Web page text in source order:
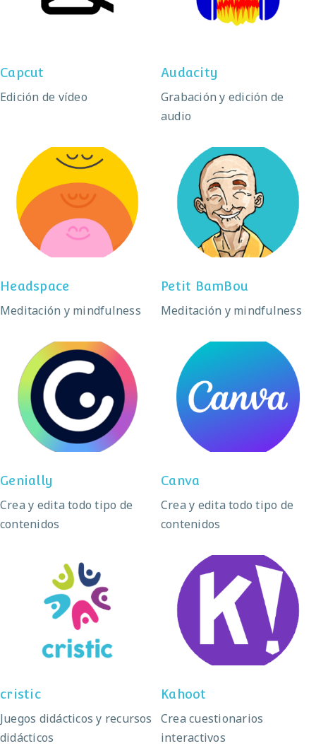
Capcut
Edición de vídeo
Audacity
Grabación y edición de
audio
Headspace
Headspace
Meditación y mindfulness
Petit BamBou
Petit BamBou
Meditación y mindfulness
Genially
Genially
Crea y edita todo tipo de
contenidos
Canva
Canva
Crea y edita todo tipo de
contenidos
cristic
cristic
Juegos didácticos y recursos
didácticos
Kahoot
Kahoot
Crea cuestionarios
interactivos